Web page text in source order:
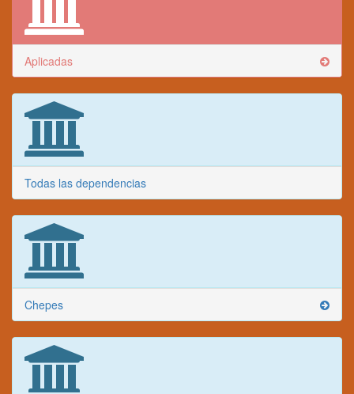
Aplicadas
Todas las dependencias
Chepes